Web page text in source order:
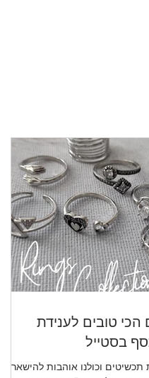
הכי טובים לענידת
בסטייל
תכשיטים וכולנו אוהבות להישאר